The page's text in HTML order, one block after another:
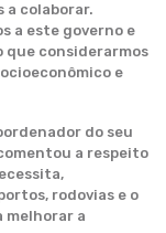
a colaborar.
a este governo e
considerarmos
e
do seu
a respeito
rodovias e o
melhorar a